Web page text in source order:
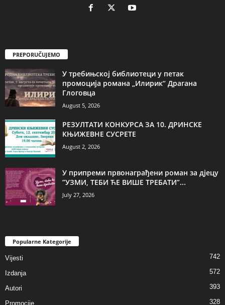
PREPORUČUJEMO
У требињској библиотеци у петак
промоција романа „Илирик“ Драгана
Глоговца
August 5, 2026
РЕЗУЛТАТИ КОНКУРСА ЗА 10. ДРИНСКЕ
КЊИЖЕВНЕ СУСРЕТЕ
August 2, 2026
У припреми првонаграђени роман за дјецу
”УЗМИ, ТЕБИ ЋЕ ВИШЕ ТРЕБАТИ”...
July 27, 2026
Popularne Kategorije
Vijesti 742
Izdanja 572
Autori 393
Promocije 328